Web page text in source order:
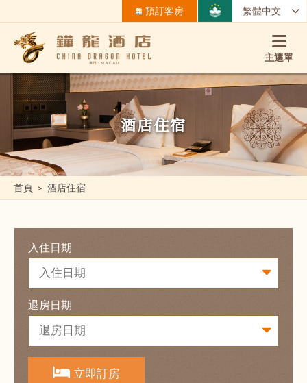
預訂客房 繁體中文
主選單
酒店住宿
首頁 酒店住宿
入住日期
退房日期
立即訂房